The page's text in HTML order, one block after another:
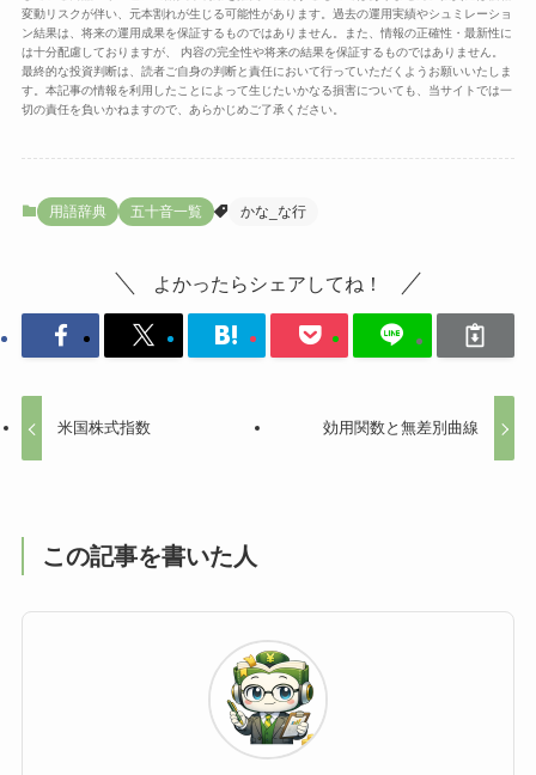
変動リスクが伴い、元本割れが生じる可能性があります。過去の運用実績やシュミレーショ
ン結果は、将来の運用成果を保証するものではありません。また、情報の正確性・最新性に
は十分配慮しておりますが、 内容の完全性や将来の結果を保証するものではありません。
最終的な投資判断は、読者ご自身の判断と責任において行っていただくようお願いいたしま
す。本記事の情報を利用したことによって生じたいかなる損害についても、当サイトでは一
切の責任を負いかねますので、あらかじめご了承ください。
用語辞典 五十音一覧 かな_な行
よかったらシェアしてね！
米国株式指数 効用関数と無差別曲線
この記事を書いた人